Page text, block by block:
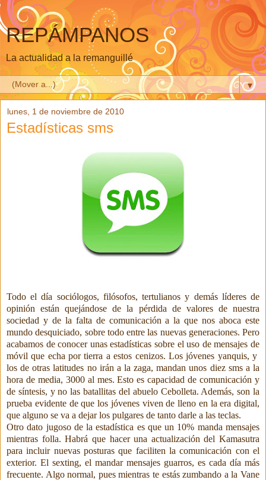
REPÁMPANOS
La actualidad a la remanguillé
▼
lunes, 1 de noviembre de 2010
Estadísticas sms
Todo el día sociólogos, filósofos, tertulianos y demás líderes de
opinión están quejándose de la pérdida de valores de nuestra
sociedad y de la falta de comunicación a la que nos aboca este
mundo desquiciado, sobre todo entre las nuevas generaciones. Pero
acabamos de conocer unas estadísticas sobre el uso de mensajes de
móvil que echa por tierra a estos cenizos. Los jóvenes yanquis, y
los de otras latitudes no irán a la zaga, mandan unos diez sms a la
hora de media, 3000 al mes. Esto es capacidad de comunicación y
de síntesis, y no las batallitas del abuelo Cebolleta. Además, son la
prueba evidente de que los jóvenes viven de lleno en la era digital,
que alguno se va a dejar los pulgares de tanto darle a las teclas.
Otro dato jugoso de la estadística es que un 10% manda mensajes
mientras folla. Habrá que hacer una actualización del Kamasutra
para incluir nuevas posturas que faciliten la comunicación con el
exterior. El sexting, el mandar mensajes guarros, es cada día más
frecuente. Algo normal, pues mientras te estás zumbando a la Vane